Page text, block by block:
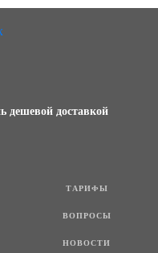
дешевой доставкой
ТАРИФЫ
ВОПРОСЫ
НОВОСТИ